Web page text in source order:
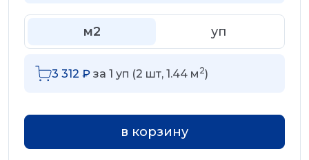
м2 уп
3 312 ₽ за 1 уп (2 шт, 1.44 м 2)
в корзину